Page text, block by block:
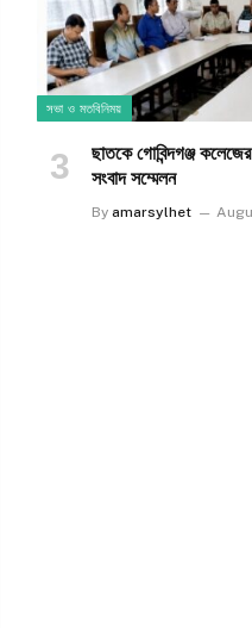
সভা ও মতবিনিময়
ছাতকে গোবিন্দগঞ্জ কলেজের
সংবাদ সম্মেলন
By amarsylhet